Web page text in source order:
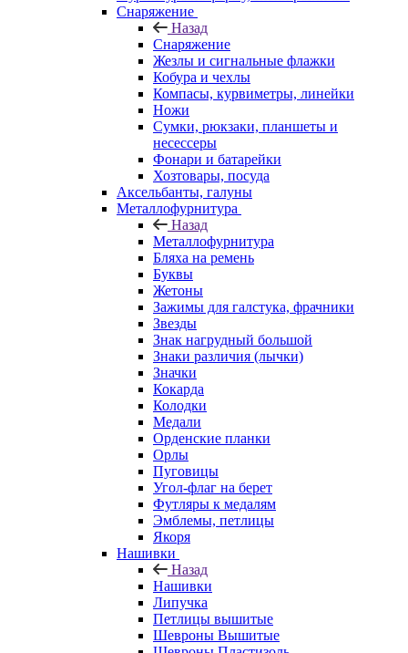
Снаряжение
Назад
Снаряжение
Жезлы и сигнальные флажки
Кобура и чехлы
Компасы, курвиметры, линейки
Ножи
Сумки, рюкзаки, планшеты и
несессеры
Фонари и батарейки
Хозтовары, посуда
Аксельбанты, галуны
Металлофурнитура
Назад
Металлофурнитура
Бляха на ремень
Буквы
Жетоны
Зажимы для галстука, фрачники
Звезды
Знак нагрудный большой
Знаки различия (лычки)
Значки
Кокарда
Колодки
Медали
Орденские планки
Орлы
Пуговицы
Угол-флаг на берет
Футляры к медалям
Эмблемы, петлицы
Якоря
Нашивки
Назад
Нашивки
Липучка
Петлицы вышитые
Шевроны Вышитые